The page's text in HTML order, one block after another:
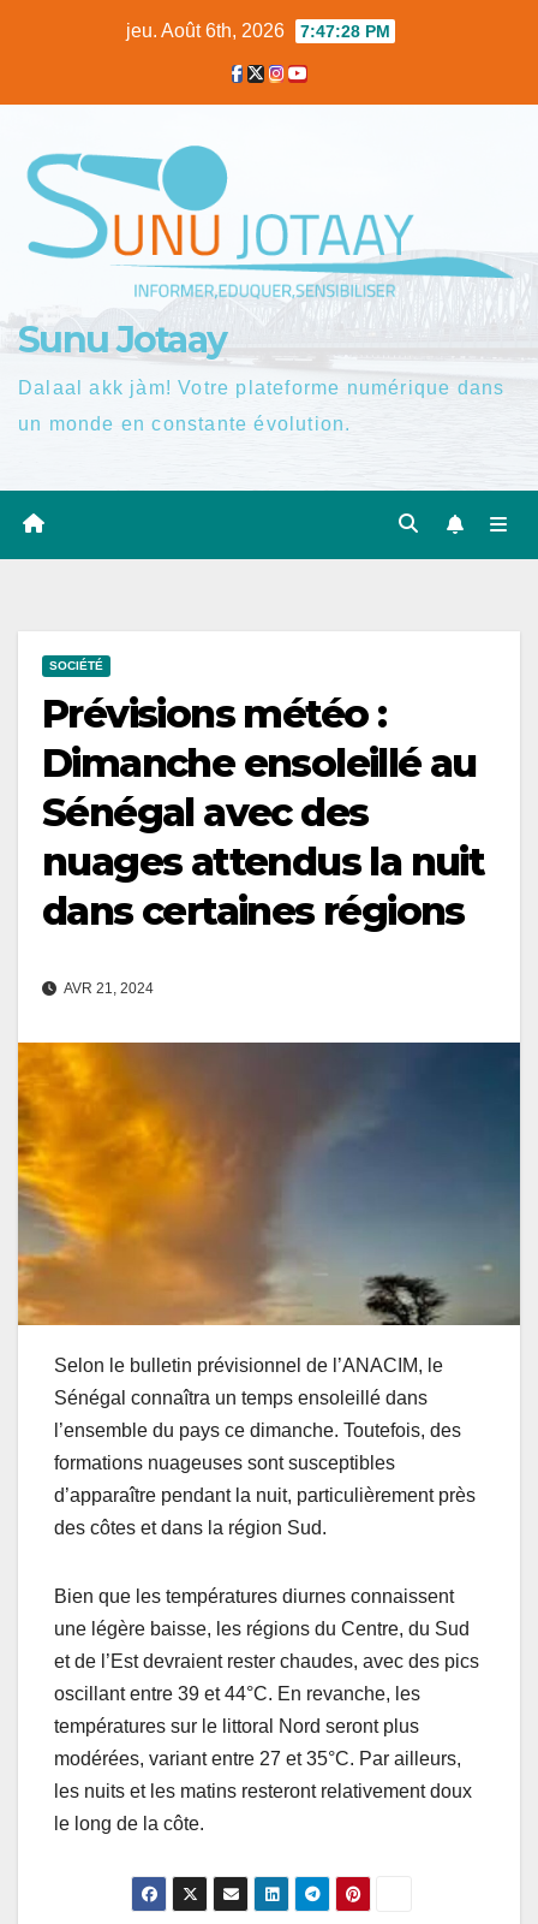
jeu. Août 6th, 2026 7:47:29 PM
Sunu Jotaay
Dalaal akk jàm! Votre plateforme numérique dans
un monde en constante évolution.
SOCIÉTÉ
Prévisions météo :
Dimanche ensoleillé au
Sénégal avec des
nuages attendus la nuit
dans certaines régions
AVR 21, 2024
Selon le bulletin prévisionnel de l’ANACIM, le
Sénégal connaîtra un temps ensoleillé dans
l’ensemble du pays ce dimanche. Toutefois, des
formations nuageuses sont susceptibles
d’apparaître pendant la nuit, particulièrement près
des côtes et dans la région Sud.
Bien que les températures diurnes connaissent
une légère baisse, les régions du Centre, du Sud
et de l’Est devraient rester chaudes, avec des pics
oscillant entre 39 et 44°C. En revanche, les
températures sur le littoral Nord seront plus
modérées, variant entre 27 et 35°C. Par ailleurs,
les nuits et les matins resteront relativement doux
le long de la côte.